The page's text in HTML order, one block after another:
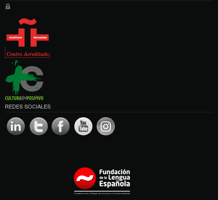
REDES SOCIALES